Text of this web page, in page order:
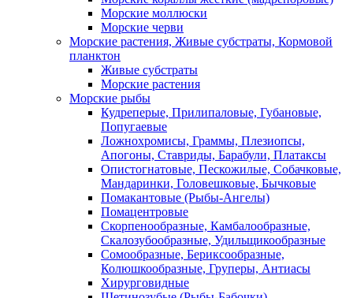
Морские моллюски
Морские черви
Морские растения, Живые субстраты, Кормовой
планктон
Живые субстраты
Морские растения
Морские рыбы
Кудреперые, Прилипаловые, Губановые,
Попугаевые
Ложнохромисы, Граммы, Плезиопсы,
Апогоны, Ставриды, Барабули, Платаксы
Опистогнатовые, Пескожилые, Собачковые,
Мандаринки, Головешковые, Бычковые
Помакантовые (Рыбы-Ангелы)
Помацентровые
Скорпенообразные, Камбалообразные,
Скалозубообразные, Удильщикообразные
Сомообразные, Бериксообразные,
Колюшкообразные, Груперы, Антиасы
Хирурговидные